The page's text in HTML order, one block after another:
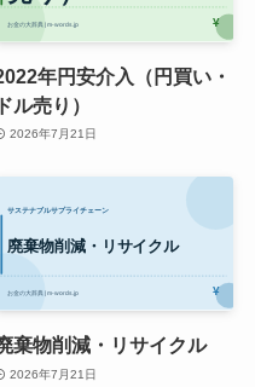
年円安介入（円買い・
ドル売り）
2026年7月21日
棄物削減・リサイクル
2026年7月21日